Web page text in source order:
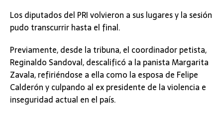
Los diputados del PRI volvieron a sus lugares y la sesión
pudo transcurrir hasta el final.
Previamente, desde la tribuna, el coordinador petista,
Reginaldo Sandoval, descalificó a la panista Margarita
Zavala, refiriéndose a ella como la esposa de Felipe
Calderón y culpando al ex presidente de la violencia e
inseguridad actual en el país.